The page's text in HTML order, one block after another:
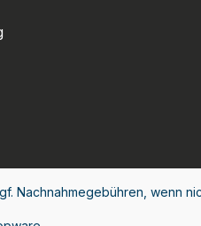
Nachnahmegebühren, wenn